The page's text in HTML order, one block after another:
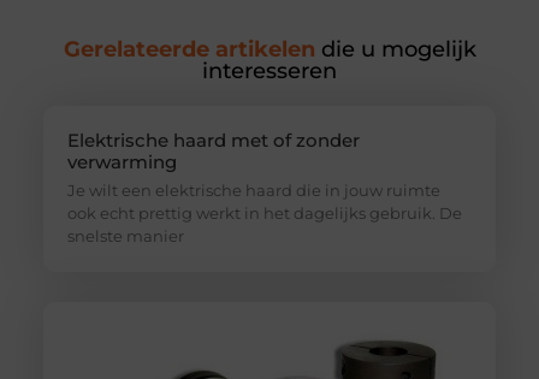
Gerelateerde artikelen die u mogelijk
interesseren
Elektrische haard met of zonder
verwarming
Je wilt een elektrische haard die in jouw ruimte
ook echt prettig werkt in het dagelijks gebruik. De
snelste manier